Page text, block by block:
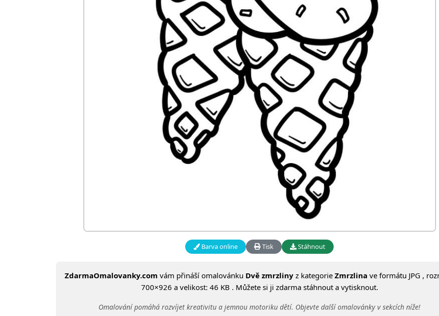
Barva online Tisk Stáhnout
ZdarmaOmalovanky.com vám přináší omalovánku Dvě zmrzlinyz kategorie Zmrzlina ve formátu JPG ,
700×926 a velikost: 46 KB . Můžete si ji zdarma stáhnout a vytisknout.
Omalování pomáhá rozvíjet kreativitu a jemnou motoriku dětí. Objevte další omalovánky v sekcích níže!